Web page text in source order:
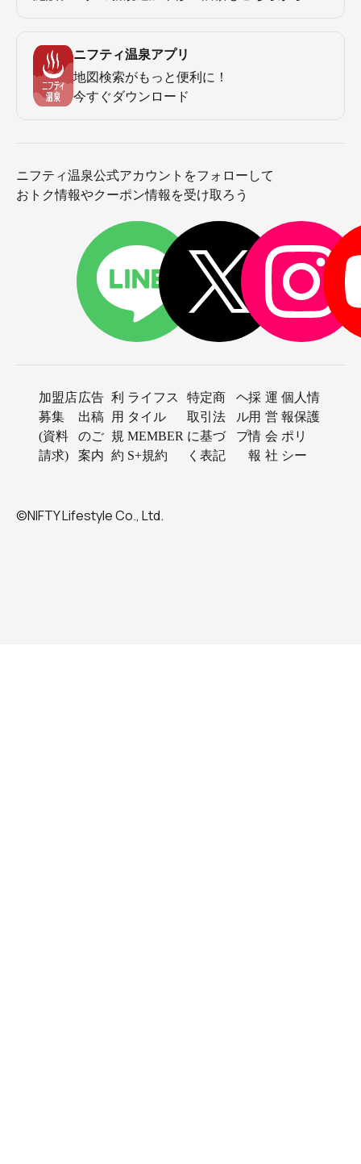
ニフティ温泉アプリ
地図検索がもっと便利に！
今すぐダウンロード
ニフティ温泉公式アカウントをフォローして
おトク情報やクーポン情報を受け取ろう
加盟店
募集
(資料
請求)
広告
出稿
のご
案内
利
用
規
約
ライフス
タイル
MEMBER
S+規約
特定商
取引法
に基づ
く表記
ヘ
ル
プ
採
用
情
報
運
営
会
社
個人情
報保護
ポリ
シー
©NIFTY Lifestyle Co., Ltd.